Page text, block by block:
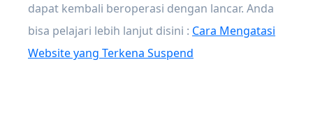
dapat kembali beroperasi dengan lancar. Anda
bisa pelajari lebih lanjut disini : Cara Mengatasi
Website yang Terkena Suspend